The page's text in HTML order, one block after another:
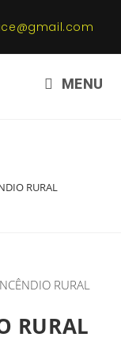
MENU
RURAL
RURAL